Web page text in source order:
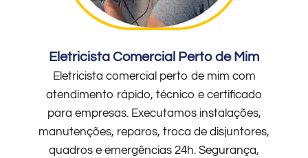
Eletricista Comercial Perto de Mim
Eletricista comercial perto de mim com
atendimento rápido, técnico e certificado
para empresas. Executamos instalações,
manutenções, reparos, troca de disjuntores,
quadros e emergências 24h. Segurança,